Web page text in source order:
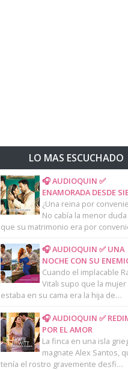
LO MAS ESCUCHADO
🎧 AUDIOQUIN ✅
ENAMORADA DESDE
¿Una reina por
No cabía la menor
que su matrimonio era por
🎧 AUDIOQUIN ✅ UNA
NOCHE CON SU
Cuando el implacable
Vitali supo que la
estaba en su cama era la hija de…
🎧 AUDIOQUIN ✅
POR EL AMOR
La finca en una isla
magnate Alex Santos,
tenía el rostro gravemente desfi…